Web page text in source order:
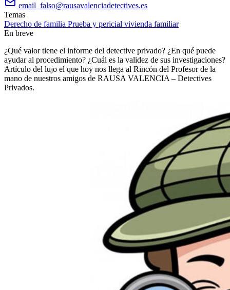
email_falso@rausavalenciadetectives.es
Temas
Derecho de familia Prueba y pericial vivienda familiar
En breve
¿Qué valor tiene el informe del detective privado? ¿En qué puede
ayudar al procedimiento? ¿Cuál es la validez de sus investigaciones?
Artículo del lujo el que hoy nos llega al Rincón del Profesor de la
mano de nuestros amigos de RAUSA VALENCIA – Detectives
Privados.